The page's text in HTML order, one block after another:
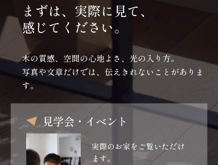
まずは、実際に見て、
感じてください。
木の質感、空間の心地よさ、光の入り方。
写真や文章だけでは、伝えきれないことがありま
す。
見学会・イベント
実際のお家をご覧いただけ
ます。